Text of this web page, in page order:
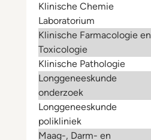
Klinische Chemie
Laboratorium
Klinische Farmacologie en
Toxicologie
Klinische Pathologie
Longgeneeskunde
onderzoek
Longgeneeskunde
polikliniek
Maag-, Darm- en